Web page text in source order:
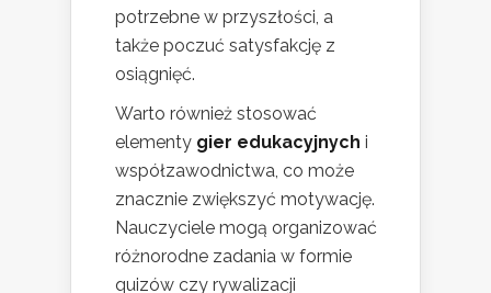
potrzebne w przyszłości, a
także poczuć satysfakcję z
osiągnięć.
Warto również stosować
elementy gier edukacyjnych i
współzawodnictwa, co może
znacznie zwiększyć motywację.
Nauczyciele mogą organizować
różnorodne zadania w formie
quizów czy rywalizacji